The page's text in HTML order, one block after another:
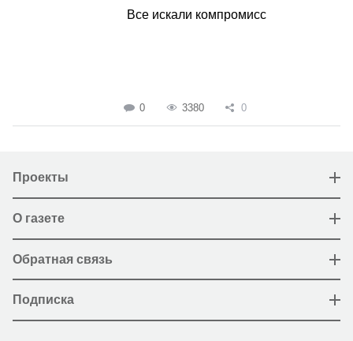
Все искали компромисс
0 3380 0
Проекты
О газете
Обратная связь
Подписка